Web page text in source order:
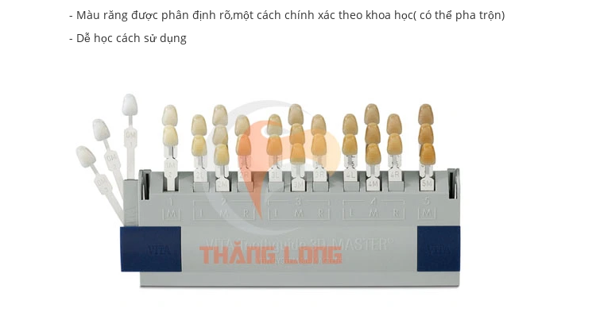
- Màu răng được phân định rõ,một cách chính xác theo khoa học( có thể pha trộn)
- Dễ học cách sử dụng